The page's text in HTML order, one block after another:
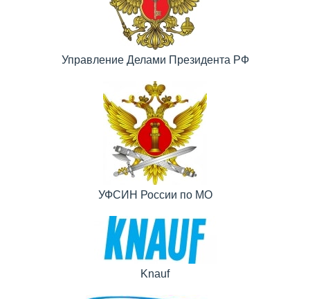
Управление Делами Президента РФ
УФСИН России по МО
Knauf